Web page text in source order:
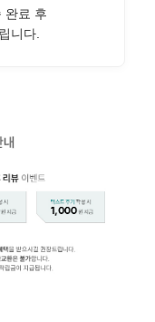
완료 후
니다.